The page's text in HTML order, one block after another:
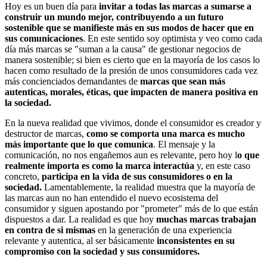
Hoy es un buen día para invitar a todas las marcas a sumarse a
construir un mundo mejor, contribuyendo a un futuro
sostenible que se manifieste más en sus modos de hacer que en
sus comunicaciones. En este sentido soy optimista y veo como cada
día más marcas se "suman a la causa" de gestionar negocios de
manera sostenible; si bien es cierto que en la mayoría de los casos lo
hacen como resultado de la presión de unos consumidores cada vez
más concienciados demandantes de marcas que sean más
autenticas, morales, éticas, que impacten de manera positiva en
la sociedad.
En la nueva realidad que vivimos, donde el consumidor es creador y
destructor de marcas, como se comporta una marca es mucho
más importante que lo que comunica. El mensaje y la
comunicación, no nos engañemos aun es relevante, pero hoy lo que
realmente importa es como la marca interactúa y, en este caso
concreto, participa en la vida de sus consumidores o en la
sociedad. Lamentablemente, la realidad muestra que la mayoría de
las marcas aun no han entendido el nuevo ecosistema del
consumidor y siguen apostando por "prometer" más de lo que están
dispuestos a dar. La realidad es que hoy muchas marcas trabajan
en contra de si mismas en la generación de una experiencia
relevante y autentica, al ser básicamente inconsistentes en su
compromiso con la sociedad y sus consumidores.